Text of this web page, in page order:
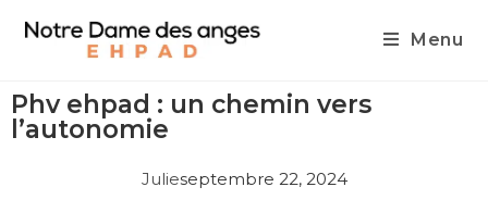
Menu
Phv ehpad : un chemin vers
l’autonomie
Julieseptembre 22, 2024